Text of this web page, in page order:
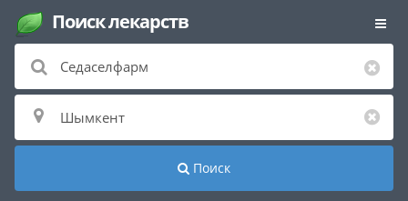
Поиск лекарств
Поиск